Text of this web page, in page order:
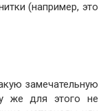
(например, это
замечательную
же для этого не